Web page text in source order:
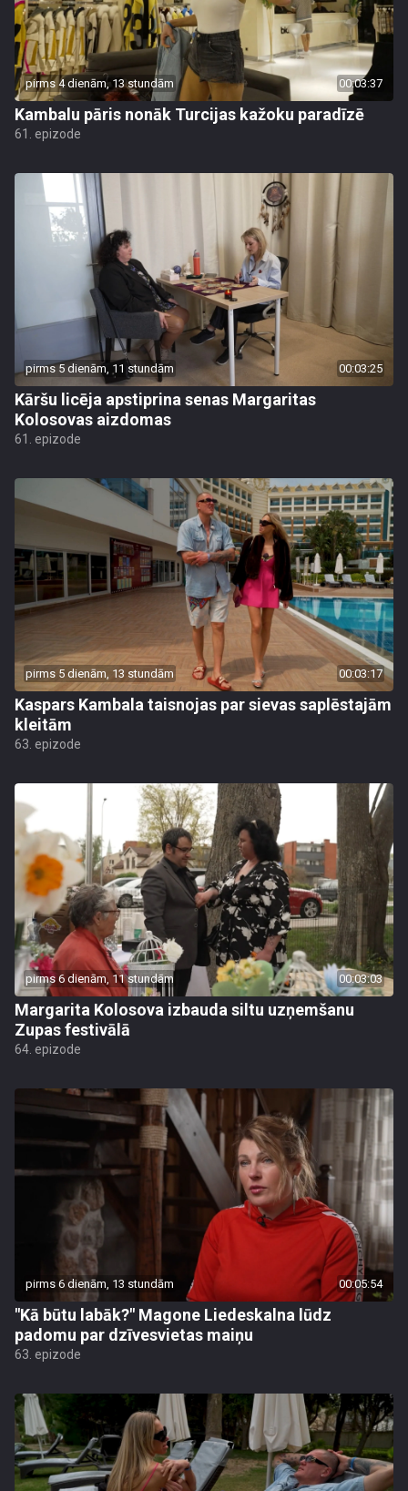
pirms 4 dienām, 13 stundām 00:03:37
Kambalu pāris nonāk Turcijas kažoku paradīzē
61. epizode
pirms 5 dienām, 11 stundām 00:03:25
Kāršu licēja apstiprina senas Margaritas
Kolosovas aizdomas
61. epizode
pirms 5 dienām, 13 stundām 00:03:17
Kaspars Kambala taisnojas par sievas saplēstajām
kleitām
63. epizode
pirms 6 dienām, 11 stundām 00:03:03
Margarita Kolosova izbauda siltu uzņemšanu
Zupas festivālā
64. epizode
pirms 6 dienām, 13 stundām 00:05:54
"Kā būtu labāk?" Magone Liedeskalna lūdz
padomu par dzīvesvietas maiņu
63. epizode